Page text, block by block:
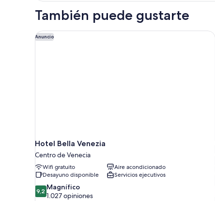
individuales
cama
o
2
También puede gustarte
Anuncio
Hotel Bella Venezia
Centro de Venecia
Wifi gratuito
Aire acondicionado
Desayuno disponible
Servicios ejecutivos
9.2
de
9,2 Magnífico
1.027 opiniones
Hotel Bella Venezia